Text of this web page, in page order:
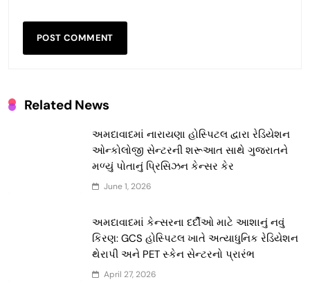
Related News
અમદાવાદમાં નારાયણા હોસ્પિટલ દ્વારા રેડિયેશન
ઓન્કોલોજી સેન્ટરની શરૂઆત સાથે ગુજરાતને
મળ્યું પોતાનું પ્રિસિઝન કેન્સર કેર
June 1, 2026
અમદાવાદમાં કેન્સરના દર્દીઓ માટે આશાનું નવું
કિરણ: GCS હોસ્પિટલ ખાતે અત્યાધુનિક રેડિયેશન
થેરાપી અને PET સ્કેન સેન્ટરનો પ્રારંભ
April 27, 2026